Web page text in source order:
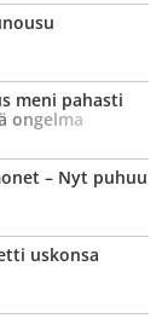
meni pahasti
ongelma
– Nyt puhuu
uskonsa